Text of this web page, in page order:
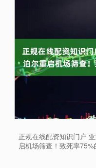
正规在线配资知识门户
启机场筛查！致死率